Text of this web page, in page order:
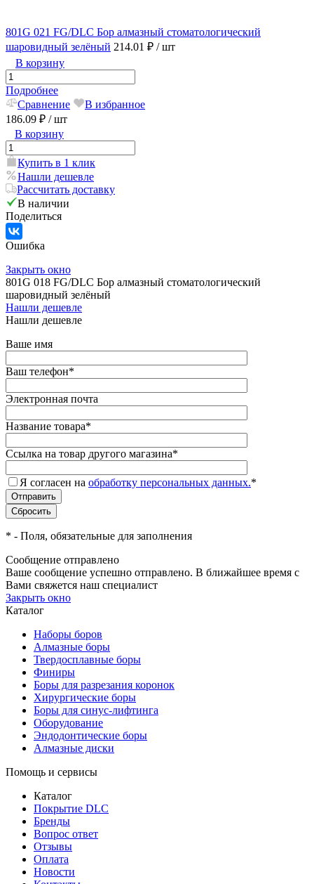
801G 021 FG/DLC Бор алмазный стоматологический
шаровидный зелёный 214.01 ₽ / шт
В корзину
Подробнее
Сравнение
В избранное
186.09 ₽ / шт
В корзину
Купить в 1 клик
Нашли дешевле
Рассчитать доставку
В наличии
Поделиться
Ошибка
Закрыть окно
801G 018 FG/DLC Бор алмазный стоматологический
шаровидный зелёный
Нашли дешевле
Нашли дешевле
Ваше имя
Ваш телефон*
Электронная почта
Название товара*
Ссылка на товар другого магазина*
Я согласен на обработку персональных данных.*
* - Поля, обязательные для заполнения
Сообщение отправлено
Ваше сообщение успешно отправлено. В ближайшее время с
Вами свяжется наш специалист
Закрыть окно
Каталог
Наборы боров
Алмазные боры
Твердосплавные боры
Финиры
Боры для разрезания коронок
Хирургические боры
Боры для синус-лифтинга
Оборудование
Эндодонтические боры
Алмазные диски
Помощь и сервисы
Каталог
Покрытие DLC
Бренды
Вопрос ответ
Отзывы
Оплата
Новости